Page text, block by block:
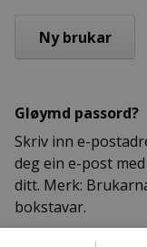
Gløymd passord?
Skriv inn e-
deg ein e-post
ditt. Merk:
bokstavar.